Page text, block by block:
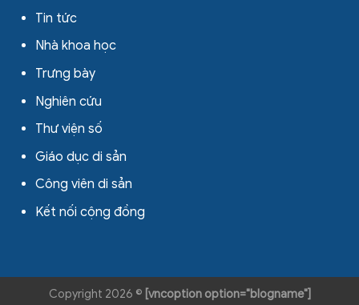
Tin tức
Nhà khoa học
Trưng bày
Nghiên cứu
Thư viện số
Giáo dục di sản
Công viên di sản
Kết nối cộng đồng
Copyright 2026 © [vncoption option="blogname"]